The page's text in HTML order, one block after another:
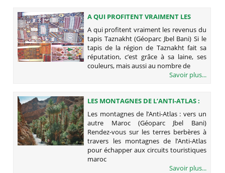
A QUI PROFITENT VRAIMENT LES
REVENUS DU TAPIS TAZNAKHT
(GÉOPARC JBEL BANI)
A qui profitent vraiment les revenus du
tapis Taznakht (Géoparc Jbel Bani) Si le
tapis de la région de Taznakht fait sa
réputation, c’est grâce à sa laine, ses
couleurs, mais aussi au nombre de
Savoir plus...
LES MONTAGNES DE L’ANTI-ATLAS :
VERS UN AUTRE MAROC (GÉOPARC
JBEL BANI)
Les montagnes de l’Anti-Atlas : vers un
autre Maroc (Géoparc Jbel Bani)
Rendez-vous sur les terres berbères à
travers les montagnes de l’Anti-Atlas
pour échapper aux circuits touristiques
maroc
Savoir plus...